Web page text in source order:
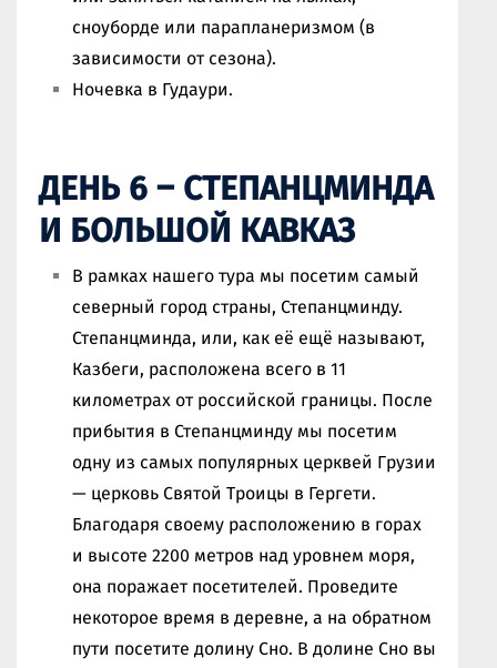
сноуборде или парапланеризмом (в
зависимости от сезона).
Ночевка в Гудаури.
ДЕНЬ 6 – СТЕПАНЦМИНДА
И БОЛЬШОЙ КАВКАЗ
В рамках нашего тура мы посетим самый
северный город страны, Степанцминду.
Степанцминда, или, как её ещё называют,
Казбеги, расположена всего в 11
километрах от российской границы. После
прибытия в Степанцминду мы посетим
одну из самых популярных церквей Грузии
— церковь Святой Троицы в Гергети.
Благодаря своему расположению в горах
и высоте 2200 метров над уровнем моря,
она поражает посетителей. Проведите
некоторое время в деревне, а на обратном
пути посетите долину Сно. В долине Сно вы